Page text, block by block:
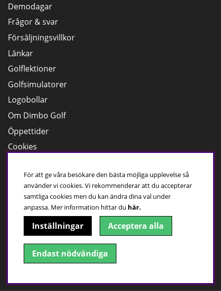
Demodagar
Frågor & svar
Försäljningsvillkor
Länkar
Golflektioner
Golfsimulatorer
Logobollar
Om Dimbo Golf
Öppettider
Cookies
Kundservice
Har du frågor?
Ring:0500 - 410 100
Maila till oss
Öppettider, butik
Mån-Fre; 10:00-18:00
Lör; 09:00-15:00
Sön;Stängt
För att ge våra besökare den bästa möjliga upplevelse så
använder vi cookies. Vi rekommenderar att du accepterar
samtliga cookies men du kan ändra dina val under
anpassa. Mer information hittar du här.
Inställningar Acceptera alla
Endast nödvändiga